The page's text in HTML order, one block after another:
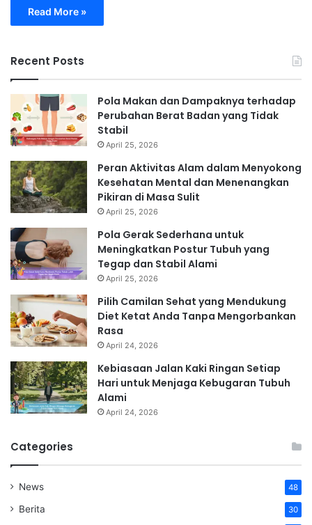
Read More »
Recent Posts
Pola Makan dan Dampaknya terhadap
Perubahan Berat Badan yang Tidak
Stabil
April 25, 2026
Peran Aktivitas Alam dalam Menyokong
Kesehatan Mental dan Menenangkan
Pikiran di Masa Sulit
April 25, 2026
Pola Gerak Sederhana untuk
Meningkatkan Postur Tubuh yang
Tegap dan Stabil Alami
April 25, 2026
Pilih Camilan Sehat yang Mendukung
Diet Ketat Anda Tanpa Mengorbankan
Rasa
April 24, 2026
Kebiasaan Jalan Kaki Ringan Setiap
Hari untuk Menjaga Kebugaran Tubuh
Alami
April 24, 2026
Categories
News 48
Berita 30